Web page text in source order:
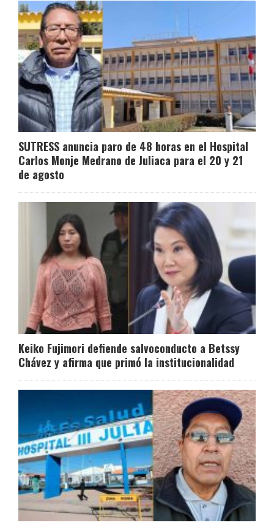
SUTRESS anuncia paro de 48 horas en el Hospital
Carlos Monje Medrano de Juliaca para el 20 y 21
de agosto
Keiko Fujimori defiende salvoconducto a Betssy
Chávez y afirma que primó la institucionalidad